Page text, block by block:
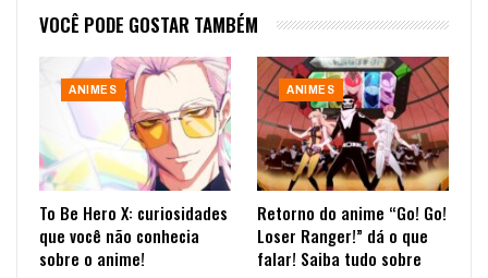
VOCÊ PODE GOSTAR TAMBÉM
ANIMES
To Be Hero X: curiosidades
que você não conhecia
sobre o anime!
ANIMES
Retorno do anime “Go! Go!
Loser Ranger!” dá o que
falar! Saiba tudo sobre